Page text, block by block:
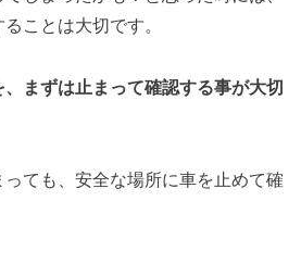
ことは大切です。
まずは止まって確認する事が大切
っても、安全な場所に車を止めて確